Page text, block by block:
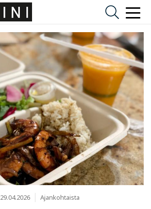
29.04.2026 Ajankohtaista